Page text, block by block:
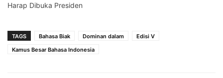
Harap Dibuka Presiden
TAGS Bahasa Biak Dominan dalam
Edisi V
Kamus Besar Bahasa Indonesia